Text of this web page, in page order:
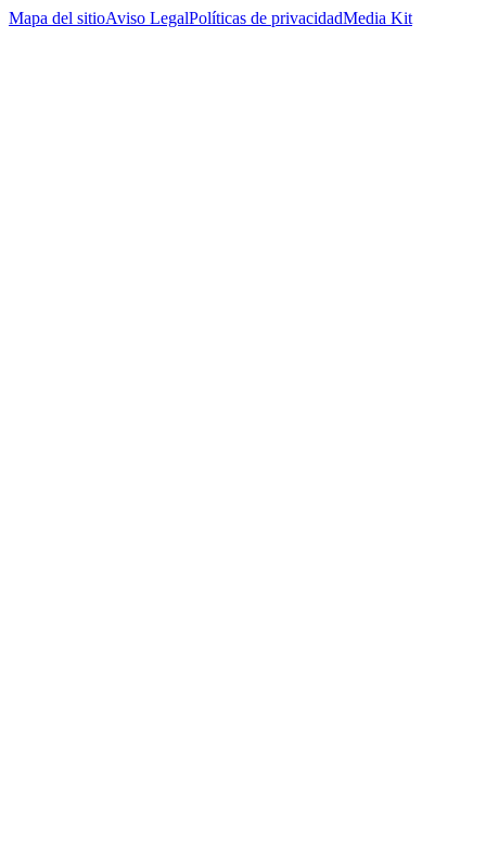
Mapa del sitioAviso LegalPolíticas de privacidadMedia Kit